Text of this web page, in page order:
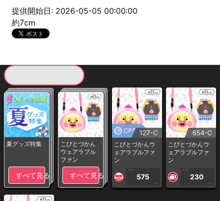
提供開始日: 2026-05-05 00:00:00
約7cm
夏グッズ特集
すべて見る
こびとづかん
ウェアラブル
ファン
すべて見る
CP専用127-C
こびとづかんウ
ェアラブルファ
ン
1PLAY
575
CP
654-C
こびとづかんウ
ェアラブルファ
ン
1PLAY
230
CP